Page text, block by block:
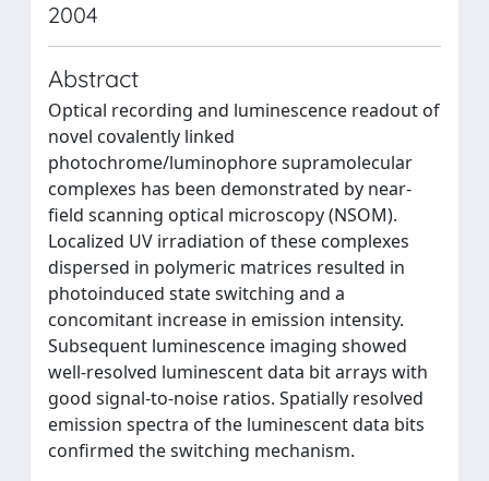
2004
Abstract
Optical recording and luminescence readout of
novel covalently linked
photochrome/luminophore supramolecular
complexes has been demonstrated by near-
field scanning optical microscopy (NSOM).
Localized UV irradiation of these complexes
dispersed in polymeric matrices resulted in
photoinduced state switching and a
concomitant increase in emission intensity.
Subsequent luminescence imaging showed
well-resolved luminescent data bit arrays with
good signal-to-noise ratios. Spatially resolved
emission spectra of the luminescent data bits
confirmed the switching mechanism.